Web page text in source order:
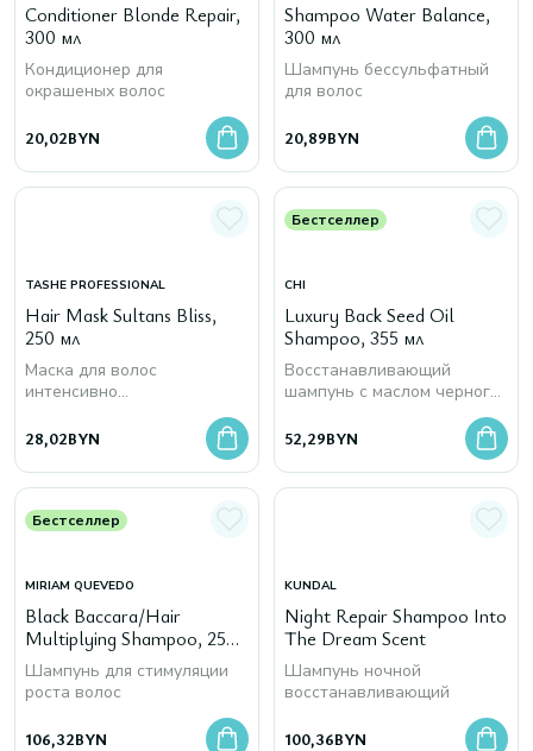
Conditioner Blonde Repair,
300 мл
Кондиционер для
окрашеных волос
20,02BYN
Shampoo Water Balance,
300 мл
Шампунь бессульфатный
для волос
20,89BYN
TASHE PROFESSIONAL
Hair Mask Sultans Bliss,
250 мл
Маска для волос
интенсивно
28,02BYN
Бестселлер
CHI
Luxury Back Seed Oil
Shampoo, 355 мл
Восстанавливающий
шампунь с маслом черного
52,29BYN
Бестселлер
MIRIAM QUEVEDO
Black Baccara/Hair
Multiplying Shampoo, 250
мл
Шампунь для стимуляции
роста волос
106,32BYN
KUNDAL
Night Repair Shampoo Into
The Dream Scent
Шампунь ночной
восстанавливающий
100,36BYN